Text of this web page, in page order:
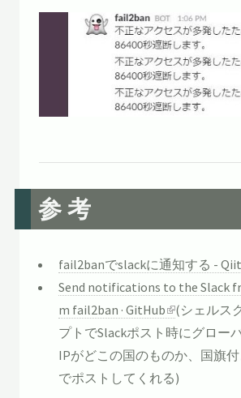
参考
fail2banでslackに通知する -
Send notifications to the Slack
m fail2ban · GitHub
(シェルス
プトでSlackポスト時にグロー
IPがどこの国のものか、国旗付
でポストしてくれる)